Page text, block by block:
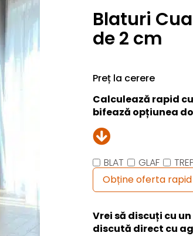
Blaturi
de 2 cm
Preț la cerere
Calculează rapid
bifează opțiunea
BLAT GLAF
Obține oferta rapid
Vrei să discuți cu
discută direct cu